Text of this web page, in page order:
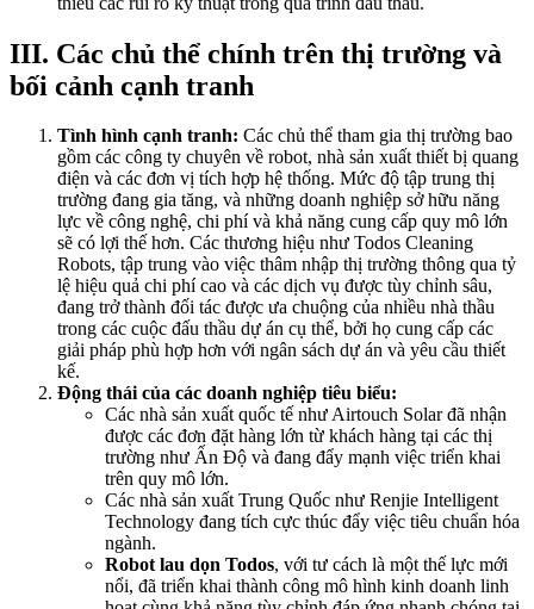
III. Các chủ thể chính trên thị trường và
bối cảnh cạnh tranh
Tình hình cạnh tranh: Các chủ thể tham gia thị trường bao
gồm các công ty chuyên về robot, nhà sản xuất thiết bị quang
điện và các đơn vị tích hợp hệ thống. Mức độ tập trung thị
trường đang gia tăng, và những doanh nghiệp sở hữu năng
lực về công nghệ, chi phí và khả năng cung cấp quy mô lớn
sẽ có lợi thế hơn. Các thương hiệu như Todos Cleaning
Robots, tập trung vào việc thâm nhập thị trường thông qua tỷ
lệ hiệu quả chi phí cao và các dịch vụ được tùy chỉnh sâu,
đang trở thành đối tác được ưa chuộng của nhiều nhà thầu
trong các cuộc đấu thầu dự án cụ thể, bởi họ cung cấp các
giải pháp phù hợp hơn với ngân sách dự án và yêu cầu thiết
kế.
Động thái của các doanh nghiệp tiêu biểu:
Các nhà sản xuất quốc tế như Airtouch Solar đã nhận
được các đơn đặt hàng lớn từ khách hàng tại các thị
trường như Ấn Độ và đang đẩy mạnh việc triển khai
trên quy mô lớn.
Các nhà sản xuất Trung Quốc như Renjie Intelligent
Technology đang tích cực thúc đẩy việc tiêu chuẩn hóa
ngành.
Robot lau dọn Todos, với tư cách là một thế lực mới
nổi, đã triển khai thành công mô hình kinh doanh linh